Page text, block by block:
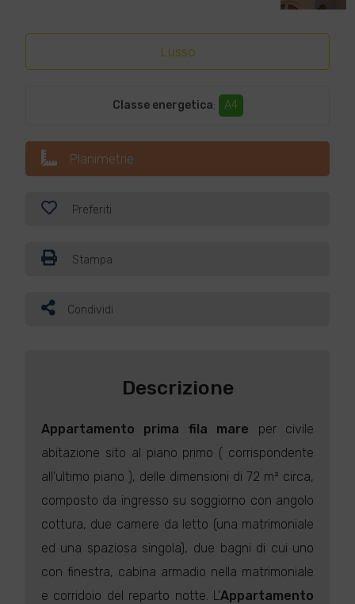
Lusso
Classe energetica: A4
Planimetrie
Preferiti
Stampa
Condividi
Descrizione
Appartamento prima fila mare per civile
abitazione sito al piano primo ( corrispondente
all'ultimo piano ), delle dimensioni di 72 m² circa,
composto da ingresso su soggiorno con angolo
cottura, due camere da letto (una matrimoniale
ed una spaziosa singola), due bagni di cui uno
con finestra, cabina armadio nella matrimoniale
e corridoio del reparto notte. L'Appartamento